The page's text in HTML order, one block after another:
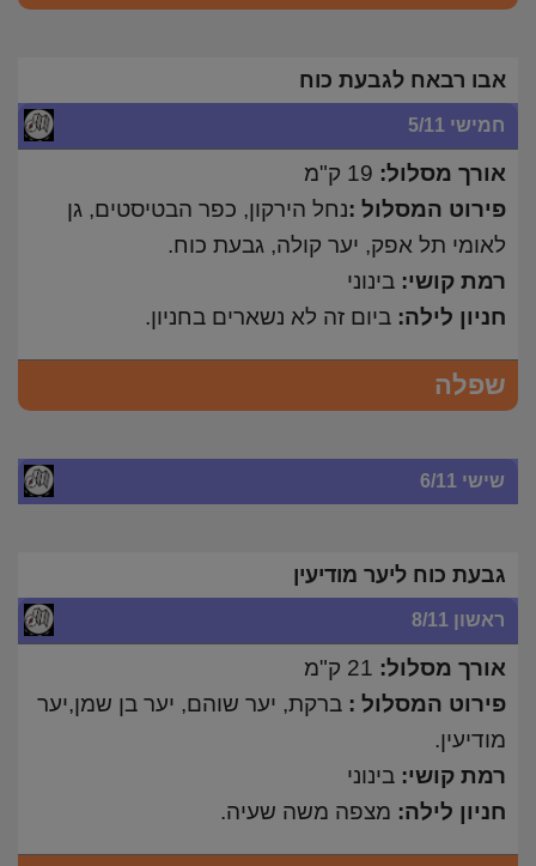
אבו רבאח לגבעת כוח
חמישי 5/11
אורך מסלול:
פירוט המסלול :נחל הירקון, כפר הבטיסטים, גן
לאומי תל אפק, יער קולה, גבעת כוח.
רמת קושי: בינוני
חניון לילה: ביום זה לא נשארים בחניון.
שפלה
שישי 6/11
גבעת כוח ליער מודיעין
ראשון 8/11
אורך מסלול:
פירוט המסלול : ברקת, יער שוהם, יער בן שמן,יער
מודיעין.
רמת קושי: בינוני
חניון לילה: מצפה משה שעיה.